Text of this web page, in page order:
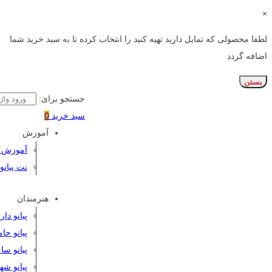
×
لطفا محصولی که تمایل دارید تهیه کنید را انتخاب کرده تا به سبد خرید شما
اضافه گردد
بستن
جستجو برای:
سبد خرید 0
آموزش
آموزش
نت پیانو
هنرمندان
پیانو
پیانو
پیانو
پیانو